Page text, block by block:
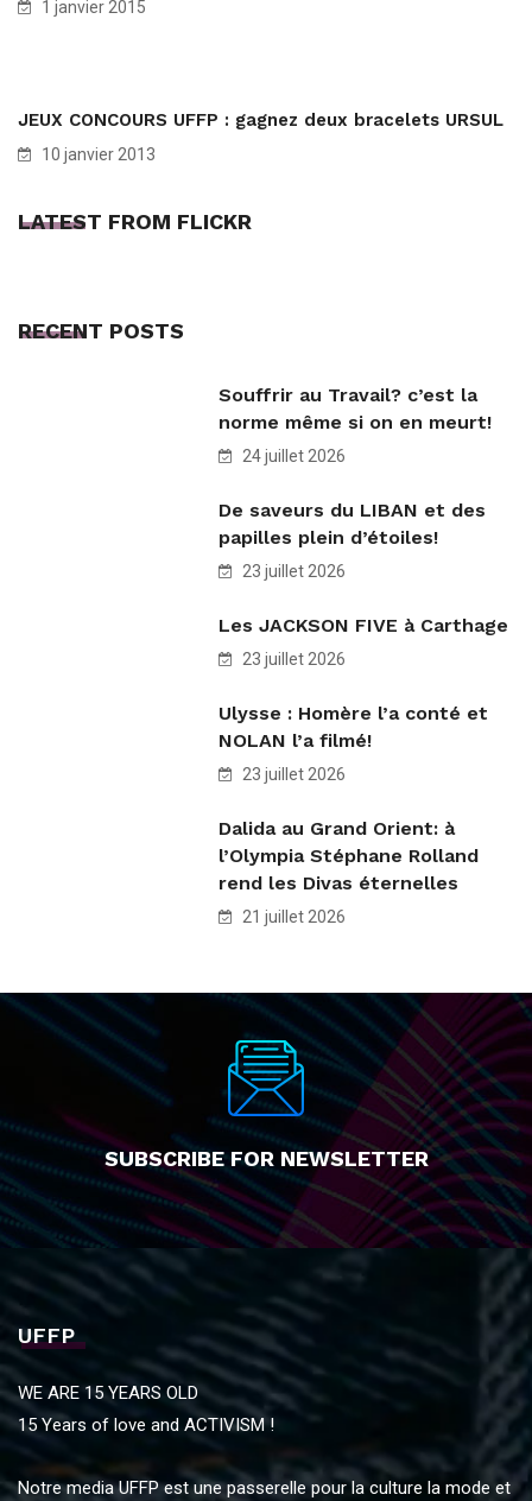
1 janvier 2015
JEUX CONCOURS UFFP : gagnez deux bracelets URSUL
10 janvier 2013
LATEST FROM FLICKR
RECENT POSTS
Souffrir au Travail? c’est la
norme même si on en meurt!
24 juillet 2026
De saveurs du LIBAN et des
papilles plein d’étoiles!
23 juillet 2026
Les JACKSON FIVE à Carthage
23 juillet 2026
Ulysse : Homère l’a conté et
NOLAN l’a filmé!
23 juillet 2026
Dalida au Grand Orient: à
l’Olympia Stéphane Rolland
rend les Divas éternelles
21 juillet 2026
SUBSCRIBE FOR NEWSLETTER
UFFP
WE ARE 15 YEARS OLD
15 Years of love and ACTIVISM !
Notre media UFFP est une passerelle pour la culture la mode et